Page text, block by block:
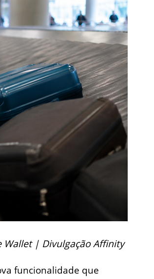
Wallet | Divulgação Affinity
funcionalidade que